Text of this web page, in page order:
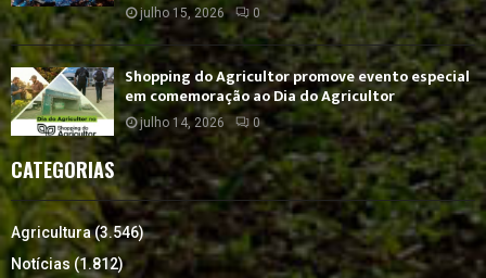
julho 15, 2026 0
Shopping do Agricultor promove evento especial
em comemoração ao Dia do Agricultor
julho 14, 2026 0
CATEGORIAS
Agricultura(3.546)
Notícias (1.812)